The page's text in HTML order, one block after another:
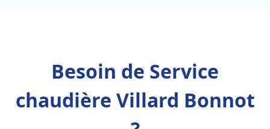
Besoin de Service
chaudière Villard Bonnot